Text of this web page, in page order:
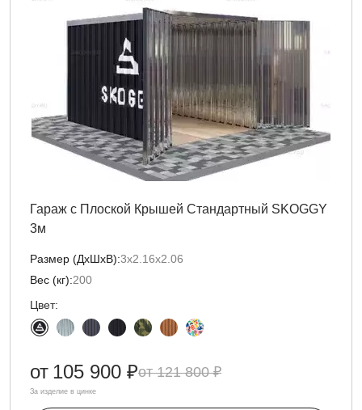
Гараж с Плоской Крышей Стандартный SKOGGY
3м
Размер (ДxШxВ):3х2.16х2.06
Вес (кг):200
Цвет:
121 800 ₽
от 105 900 ₽
За изделие в цинке